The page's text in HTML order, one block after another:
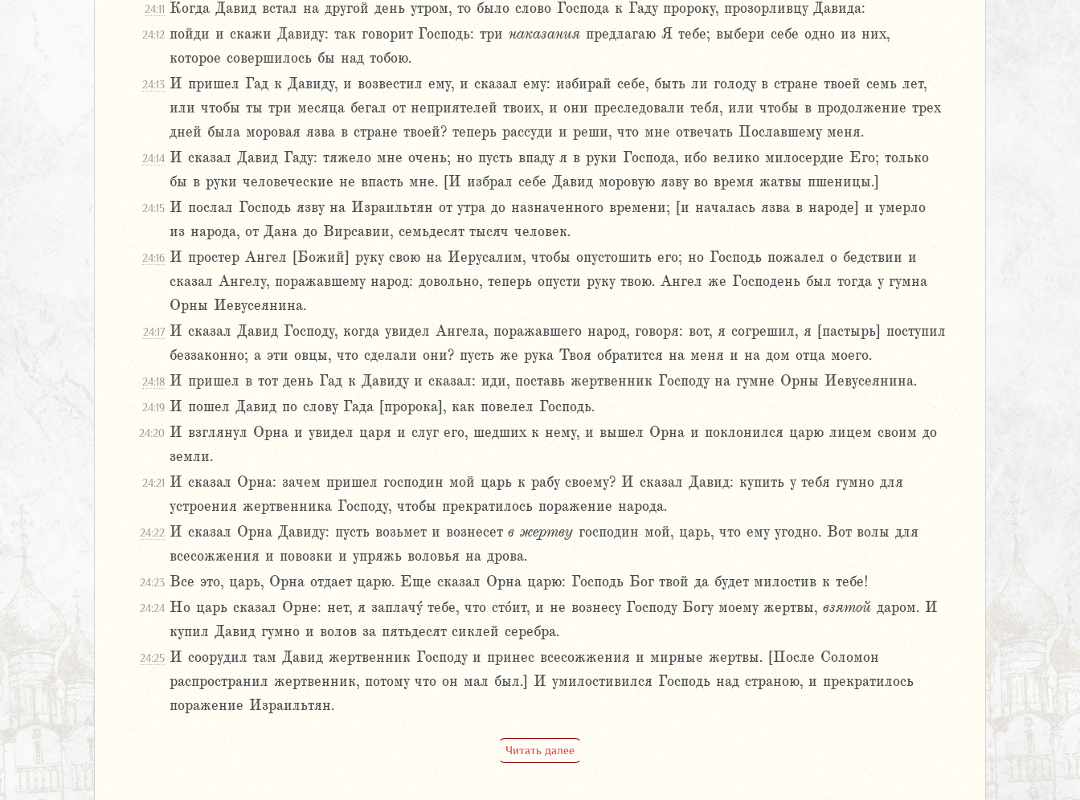
Иеремии
24:11 Когда Давид встал на другой день утром, то было слово Господа к Гаду пророку, прозорливцу Давида:
24:12 пойди и скажи Давиду: так говорит Господь: три наказания предлагаю Я тебе; выбери себе одно из них,
которое совершилось бы над тобою.
24:13 И пришел Гад к Давиду, и возвестил ему, и сказал ему: избирай себе, быть ли голоду в стране твоей семь лет,
или чтобы ты три месяца бегал от неприятелей твоих, и они преследовали тебя, или чтобы в продолжение трех
дней была моровая язва в стране твоей? теперь рассуди и реши, что мне отвечать Пославшему меня.
24:14 И сказал Давид Гаду: тяжело мне очень; но пусть впаду я в руки Господа, ибо велико милосердие Его; только
бы в руки человеческие не впасть мне. [И избрал себе Давид моровую язву во время жатвы пшеницы.]
24:15 И послал Господь язву на Израильтян от утра до назначенного времени; [и началась язва в народе] и умерло
из народа, от Дана до Вирсавии, семьдесят тысяч человек.
24:16 И простер Ангел [Божий] руку свою на Иерусалим, чтобы опустошить его; но Господь пожалел о бедствии и
сказал Ангелу, поражавшему народ: довольно, теперь опусти руку твою. Ангел же Господень был тогда у гумна
Орны Иевусеянина.
24:17 И сказал Давид Господу, когда увидел Ангела, поражавшего народ, говоря: вот, я согрешил, я [пастырь] поступил
беззаконно; а эти овцы, что сделали они? пусть же рука Твоя обратится на меня и на дом отца моего.
24:18 И пришел в тот день Гад к Давиду и сказал: иди, поставь жертвенник Господу на гумне Орны Иевусеянина.
24:19 И пошел Давид по слову Гада [пророка], как повелел Господь.
24:20 И взглянул Орна и увидел царя и слуг его, шедших к нему, и вышел Орна и поклонился царю лицем своим до
земли.
24:21 И сказал Орна: зачем пришел господин мой царь к рабу своему? И сказал Давид: купить у тебя гумно для
устроения жертвенника Господу, чтобы прекратилось поражение народа.
24:22 И сказал Орна Давиду: пусть возьмет и вознесет в жертву господин мой, царь, что ему угодно. Вот волы для
всесожжения и повозки и упряжь воловья на дрова.
24:23 Все это, царь, Орна отдает царю. Еще сказал Орна царю: Господь Бог твой да будет милостив к тебе!
24:24 Но царь сказал Орне: нет, я заплачу́ тебе, что сто́ит, и не вознесу Господу Богу моему жертвы, взятой даром. И
купил Давид гумно и волов за пятьдесят сиклей серебра.
24:25 И соорудил там Давид жертвенник Господу и принес всесожжения и мирные жертвы. [После Соломон
распространил жертвенник, потому что он мал был.] И умилостивился Господь над страною, и прекратилось
поражение Израильтян.
Читать далее